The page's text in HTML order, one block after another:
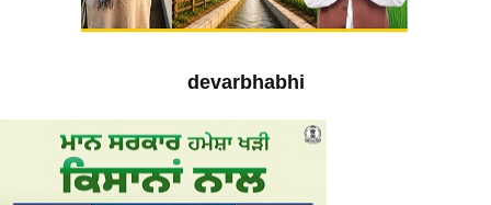
devarbhabhi